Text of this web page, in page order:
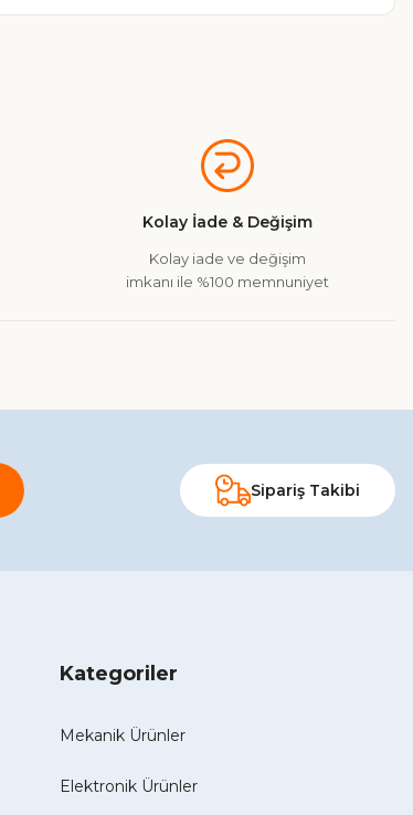
Kolay İade & Değişim
Kolay iade ve değişim
imkanı ile %100 memnuniyet
Sipariş Takibi
Kategoriler
Mekanik Ürünler
Elektronik Ürünler